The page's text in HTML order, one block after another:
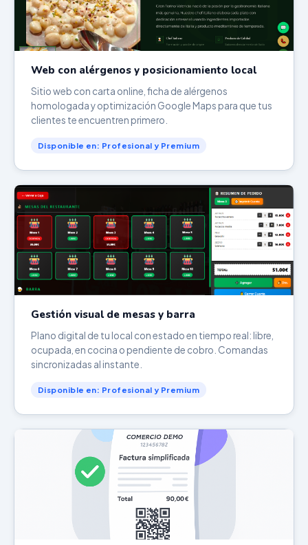
Web con alérgenos y posicionamiento local
Sitio web con carta online, ficha de alérgenos
homologada y optimización Google Maps para que tus
clientes te encuentren primero.
Disponible en: Profesional y Premium
Gestión visual de mesas y barra
Plano digital de tu local con estado en tiempo real: libre,
ocupada, en cocina o pendiente de cobro. Comandas
sincronizadas al instante.
Disponible en: Profesional y Premium